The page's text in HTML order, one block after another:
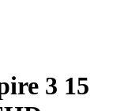
3 15